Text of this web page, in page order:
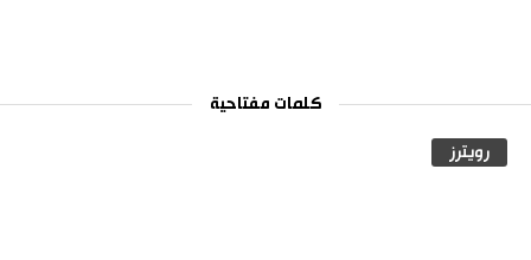
كلمات مفتاحية
رويترز